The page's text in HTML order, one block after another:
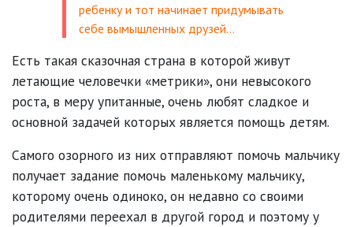
ребенку и тот начинает придумывать
себе вымышленных друзей...
Есть такая сказочная страна в которой живут
летающие человечки «метрики», они невысокого
роста, в меру упитанные, очень любят сладкое и
основной задачей которых является помощь детям.
Самого озорного из них отправляют помочь мальчику
получает задание помочь маленькому мальчику,
которому очень одиноко, он недавно со своими
родителями переехал в другой город и поэтому у